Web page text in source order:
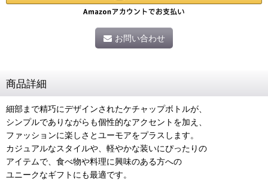
お問い合わせ
商品詳細
細部まで精巧にデザインされたケチャップボトルが、
シンプルでありながらも個性的なアクセントを加え、
ファッションに楽しさとユーモアをプラスします。
カジュアルなスタイルや、軽やかな装いにぴったりの
アイテムで、食べ物や料理に興味のある方への
ユニークなギフトにも最適です。